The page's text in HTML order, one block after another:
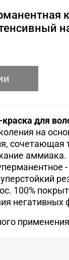
для
на
аммиака.
100%